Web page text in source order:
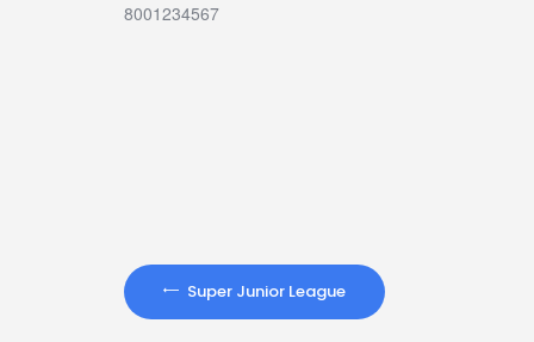
8001234567
Super Junior League